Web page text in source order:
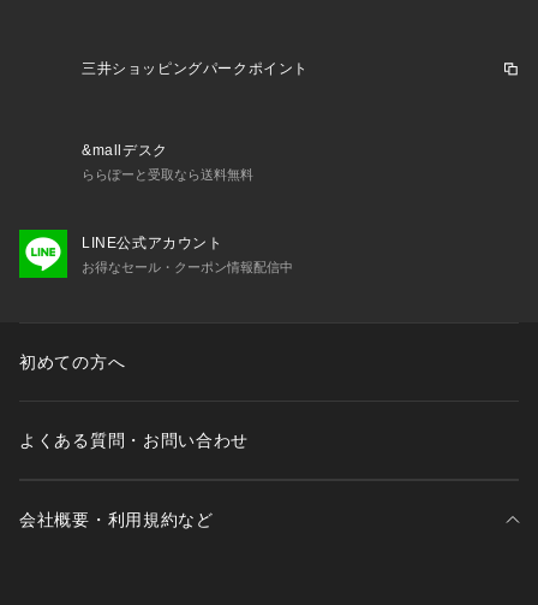
三井ショッピングパークポイント
&mallデスク
ららぽーと受取なら送料無料
LINE公式アカウント
お得なセール・クーポン情報配信中
初めての方へ
よくある質問・お問い合わせ
会社概要・利用規約など